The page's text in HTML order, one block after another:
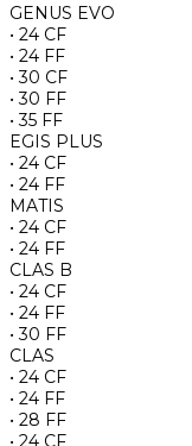
GENUS EVO
• 24 CF
• 24 FF
• 30 CF
• 30 FF
• 35 FF
EGIS PLUS
• 24 CF
• 24 FF
MATIS
• 24 CF
• 24 FF
CLAS B
• 24 CF
• 24 FF
• 30 FF
CLAS
• 24 CF
• 24 FF
• 28 FF
• 24 CF